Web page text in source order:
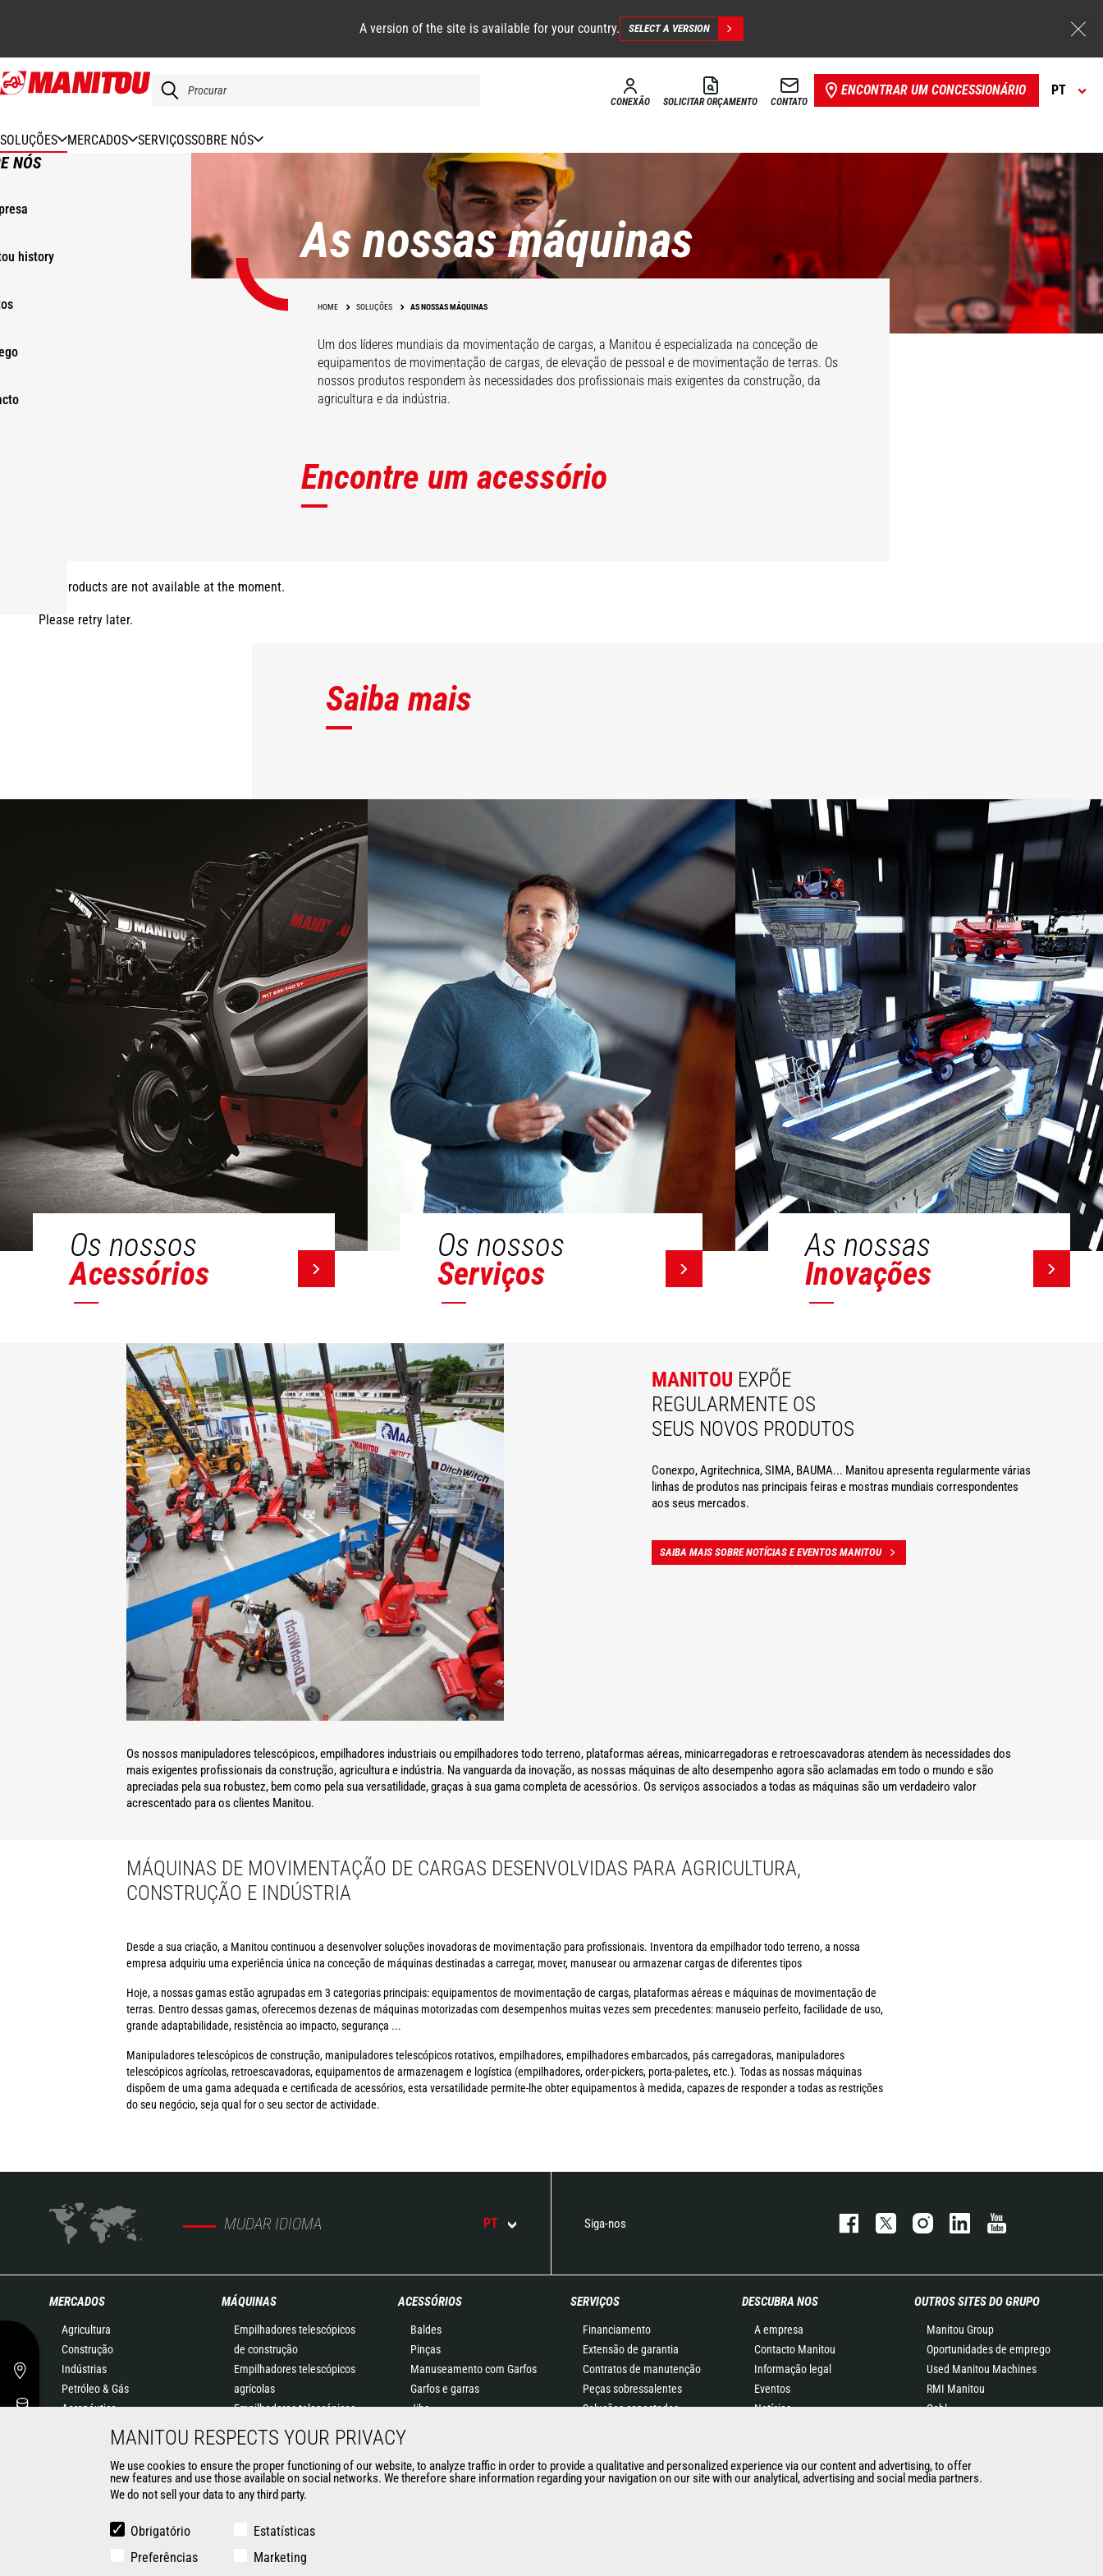
Skip
to
A version of the site is available for your country. SELECT A VERSION
CONEXÃO SOLICITAR ORÇAMENTO CONTATO
ENCONTRAR UM CONCESSIONÁRIO PT
SOLUÇÕES MERCADOS SERVIÇOSSOBRE NÓS
NÓS
history As nossas máquinas
HOME SOLUÇÕES AS NOSSAS MÁQUINAS
Um dos líderes mundiais da movimentação de cargas, a Manitou é especializada na conceção de
equipamentos de movimentação de cargas, de elevação de pessoal e de movimentação de terras. Os
nossos produtos respondem às necessidades dos profissionais mais exigentes da construção, da
agricultura e da indústria.
Encontre um acessório
The products are not available at the moment.
Please retry later.
Saiba mais
Os nossos
Acessórios
Os nossos
Serviços
As nossas
Inovações
MANITOU EXPÕE
REGULARMENTE OS
SEUS NOVOS PRODUTOS
Conexpo, Agritechnica, SIMA, BAUMA... Manitou apresenta regularmente várias
linhas de produtos nas principais feiras e mostras mundiais correspondentes
aos seus mercados.
SAIBA MAIS SOBRE NOTÍCIAS E EVENTOS MANITOU
Os nossos manipuladores telescópicos, empilhadores industriais ou empilhadores todo terreno, plataformas aéreas, minicarregadoras e retroescavadoras atendem às necessidades dos
mais exigentes profissionais da construção, agricultura e indústria. Na vanguarda da inovação, as nossas máquinas de alto desempenho agora são aclamadas em todo o mundo e são
apreciadas pela sua robustez, bem como pela sua versatilidade, graças à sua gama completa de acessórios. Os serviços associados a todas as máquinas são um verdadeiro valor
acrescentado para os clientes Manitou.
MÁQUINAS DE MOVIMENTAÇÃO DE CARGAS DESENVOLVIDAS PARA AGRICULTURA,
CONSTRUÇÃO E INDÚSTRIA
Desde a sua criação, a Manitou continuou a desenvolver soluções inovadoras de movimentação para profissionais. Inventora da empilhador todo terreno, a nossa
empresa adquiriu uma experiência única na conceção de máquinas destinadas a carregar, mover, manusear ou armazenar cargas de diferentes tipos
Hoje, a nossas gamas estão agrupadas em 3 categorias principais: equipamentos de movimentação de cargas, plataformas aéreas e máquinas de movimentação de
terras. Dentro dessas gamas, oferecemos dezenas de máquinas motorizadas com desempenhos muitas vezes sem precedentes: manuseio perfeito, facilidade de uso,
grande adaptabilidade, resistência ao impacto, segurança ...
Manipuladores telescópicos de construção, manipuladores telescópicos rotativos, empilhadores, empilhadores embarcados, pás carregadoras, manipuladores
telescópicos agrícolas, retroescavadoras, equipamentos de armazenagem e logística (empilhadores, order-pickers, porta-paletes, etc.). Todas as nossas máquinas
dispõem de uma gama adequada e certificada de acessórios, esta versatilidade permite-lhe obter equipamentos à medida, capazes de responder a todas as restrições
do seu negócio, seja qual for o seu sector de actividade.
MUDAR IDIOMA PT Siga-nos
MERCADOS
Agricultura
Construção
Indústrias
Petróleo & Gás
Aeronáutica
Meio Ambiente
Alugadores
MÁQUINAS
Empilhadores telescópicos
de construção
Empilhadores telescópicos
agrícolas
Empilhadores telescópicos
rotativos
Pás carregadoras
articuladas
Plataformas elevatórias
Empilhadores embarcados
Carregadoras compactas
ACESSÓRIOS
Baldes
Pinças
Manuseamento com Garfos
Garfos e garras
Jibs
Vassouras e Limpadoras
SERVIÇOS
Financiamento
Extensão de garantia
Contratos de manutenção
Peças sobressalentes
Soluções conectadas
Usados
DESCUBRA NOS
A empresa
Contacto Manitou
Informação legal
Eventos
Notícias
Conditions of Sale
OUTROS SITES DO GRUPO
Manitou Group
Oportunidades de emprego
Used Manitou Machines
RMI Manitou
Gehl
MANITOU RESPECTS YOUR PRIVACY
We use cookies to ensure the proper functioning of our website, to analyze traffic in order to provide a qualitative and personalized experience via our content and advertising, to offer
new features and use those available on social networks. We therefore share information regarding your navigation on our site with our analytical, advertising and social media partners.
We do not sell your data to any third party.
Obrigatório
Estatísticas
Preferências
Marketing